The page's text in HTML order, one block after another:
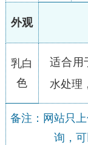
外观
乳白
色
适合用
水处理
备注：网站只
询，